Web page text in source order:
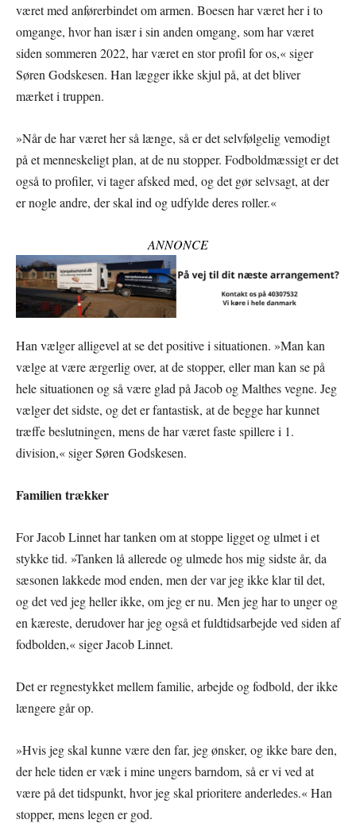
været med anførerbindet om armen. Boesen har været her i to
omgange, hvor han især i sin anden omgang, som har været
siden sommeren 2022, har været en stor profil for os,« siger
Søren Godskesen. Han lægger ikke skjul på, at det bliver
mærket i truppen.
»Når de har været her så længe, så er det selvfølgelig vemodigt
på et menneskeligt plan, at de nu stopper. Fodboldmæssigt er det
også to profiler, vi tager afsked med, og det gør selvsagt, at der
er nogle andre, der skal ind og udfylde deres roller.«
ANNONCE
Han vælger alligevel at se det positive i situationen. »Man kan
vælge at være ærgerlig over, at de stopper, eller man kan se på
hele situationen og så være glad på Jacob og Malthes vegne. Jeg
vælger det sidste, og det er fantastisk, at de begge har kunnet
træffe beslutningen, mens de har været faste spillere i 1.
division,« siger Søren Godskesen.
Familien trækker
For Jacob Linnet har tanken om at stoppe ligget og ulmet i et
stykke tid. »Tanken lå allerede og ulmede hos mig sidste år, da
sæsonen lakkede mod enden, men der var jeg ikke klar til det,
og det ved jeg heller ikke, om jeg er nu. Men jeg har to unger og
en kæreste, derudover har jeg også et fuldtidsarbejde ved siden af
fodbolden,« siger Jacob Linnet.
Det er regnestykket mellem familie, arbejde og fodbold, der ikke
længere går op.
»Hvis jeg skal kunne være den far, jeg ønsker, og ikke bare den,
der hele tiden er væk i mine ungers barndom, så er vi ved at
være på det tidspunkt, hvor jeg skal prioritere anderledes.« Han
stopper, mens legen er god.